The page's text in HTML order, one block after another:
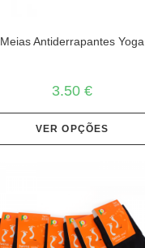
Meias Antiderrapantes Yoga
3.50 €
VER OPÇÕES